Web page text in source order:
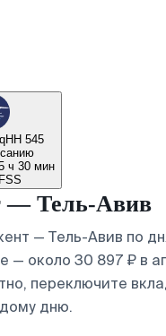
HH 545
ч 30 мин
SS
— Тель-Авив
— Тель-Авив по
около 30 897 ₽ в
переключите
дню.